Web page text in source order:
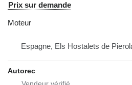
Prix sur demande
Moteur
Espagne, Els Hostalets de
Autorec